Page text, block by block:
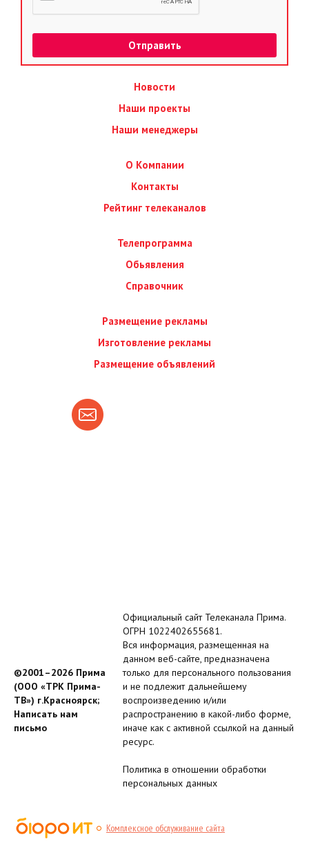
Новости
Наши проекты
Наши менеджеры
О Компании
Контакты
Рейтинг телеканалов
Телепрограмма
Обьявления
Справочник
Размещение рекламы
Изготовление рекламы
Размещение объявлений
©2001–2026 Прима
(ООО «ТРК Прима-
ТВ») г.Красноярск;
Написать нам
письмо
Официальный сайт Телеканала Прима.
ОГРН 1022402655681.
Вся информация, размещенная на
данном веб-сайте, предназначена
только для персонального пользования
и не подлежит дальнейшему
воспроизведению и/или
распространению в какой-либо форме,
иначе как с активной ссылкой на данный
ресурс.
Политика в отношении обработки
персональных данных
Комплексное обслуживание сайта